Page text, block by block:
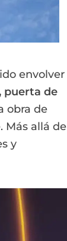
envolver
puerta de
obra de
Más allá de
y